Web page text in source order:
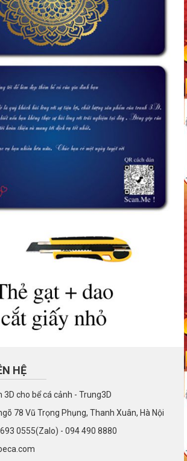
HỆ
3D cho bể cá cảnh - Trung3D
78 Vũ Trọng Phụng, Thanh Xuân, Hà Nội
0555(Zalo) - 094 490 8880